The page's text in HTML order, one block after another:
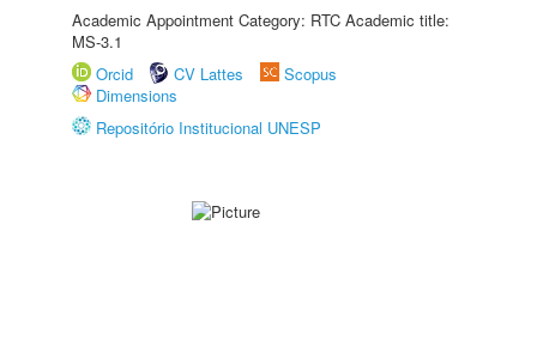
Academic Appointment Category: RTC Academic title:
MS-3.1
Orcid
CV Lattes
Scopus
Dimensions
Repositório Institucional UNESP